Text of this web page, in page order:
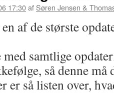
17:30af Søren Jensen &
af de største
samtlige
så denne må
er så listen over,